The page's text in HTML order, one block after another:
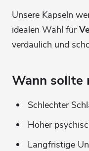
Unsere Kapseln
idealen Wahl für
verdaulich und
Wann sollte
Schlechter
Hoher
Langfristige